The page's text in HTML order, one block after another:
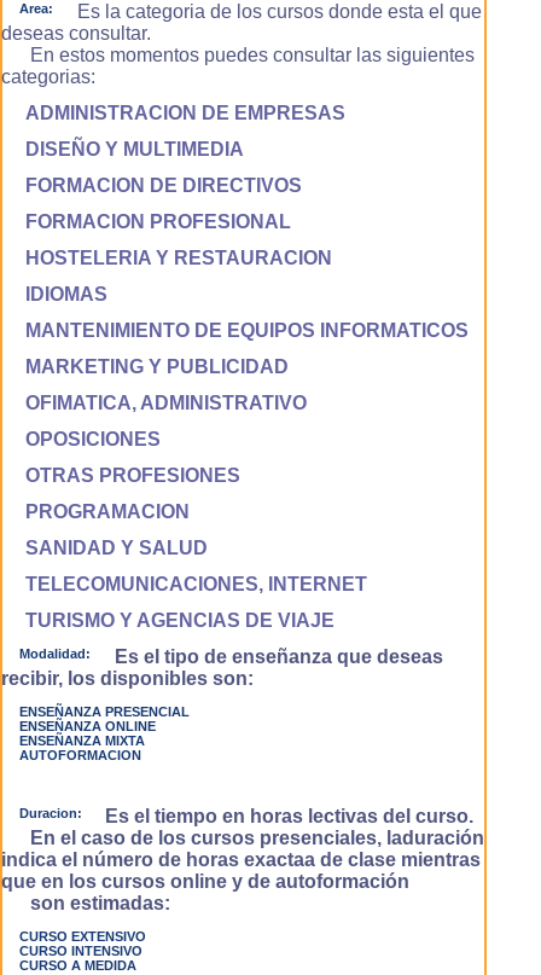
Area:
Es la categoria de los cursos donde esta el que
deseas consultar.
En estos momentos puedes consultar las siguientes
categorias:
ADMINISTRACION DE EMPRESAS
DISEÑO Y MULTIMEDIA
FORMACION DE DIRECTIVOS
FORMACION PROFESIONAL
HOSTELERIA Y RESTAURACION
IDIOMAS
MANTENIMIENTO DE EQUIPOS INFORMATICOS
MARKETING Y PUBLICIDAD
OFIMATICA, ADMINISTRATIVO
OPOSICIONES
OTRAS PROFESIONES
PROGRAMACION
SANIDAD Y SALUD
TELECOMUNICACIONES, INTERNET
TURISMO Y AGENCIAS DE VIAJE
Modalidad:
Es el tipo de enseñanza que deseas
recibir, los disponibles son:
ENSEÑANZA PRESENCIAL
ENSEÑANZA ONLINE
ENSEÑANZA MIXTA
AUTOFORMACION
Duracion:
Es el tiempo en horas lectivas del curso.
En el caso de los cursos presenciales, laduración
indica el número de horas exactaa de clase mientras
que en los cursos online y de autoformación
son estimadas:
CURSO EXTENSIVO
CURSO INTENSIVO
CURSO A MEDIDA